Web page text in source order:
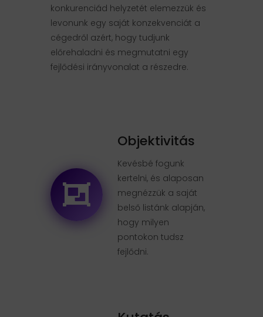
konkurenciád helyzetét elemezzük és
levonunk egy saját konzekvenciát a
cégedről azért, hogy tudjunk
előrehaladni és megmutatni egy
fejlődési irányvonalat a részedre.
Objektivitás
Kevésbé fogunk
kertelni, és alaposan
megnézzük a saját
belső listánk alapján,
hogy milyen
pontokon tudsz
fejlődni.